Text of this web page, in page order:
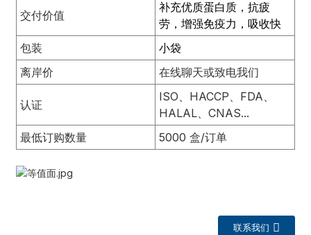
交付价值
补充优质蛋白质，抗疲
劳，增​​强免疫力，吸收快
包装
小袋
离岸价
在线聊天或致电我们
认证
ISO、HACCP、FDA、
HALAL、CNAS...
最低订购数量
5000 盒/订单
联系我们